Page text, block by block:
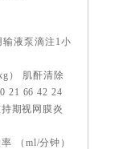
液泵滴注1小
） 肌酐清除
21 66 42 24
期视网膜炎
（ml/分钟）